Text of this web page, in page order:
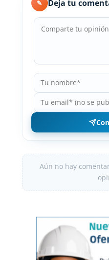
✎ Deja tu
Aún no hay